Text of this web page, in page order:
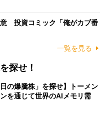
投資コミック「俺がカブ番
一覧を見る
探せ！
日の爆騰株」を探せ】トーメン
を通じて世界のAIメモリ需